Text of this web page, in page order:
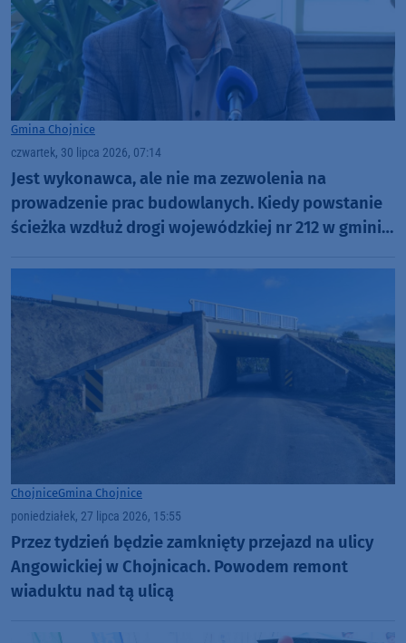
Gmina Chojnice
czwartek, 30 lipca 2026, 07:14
Jest wykonawca, ale nie ma zezwolenia na
prowadzenie prac budowlanych. Kiedy powstanie
ścieżka wzdłuż drogi wojewódzkiej nr 212 w gminie
ChojniceGmina Chojnice
poniedziałek, 27 lipca 2026, 15:55
Przez tydzień będzie zamknięty przejazd na ulicy
Angowickiej w Chojnicach. Powodem remont
wiaduktu nad tą ulicą